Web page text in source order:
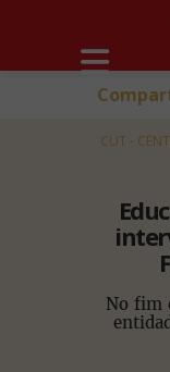
CUT -
No fim